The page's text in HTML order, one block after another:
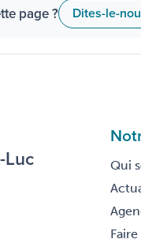
page ? Dites-le-
Qui